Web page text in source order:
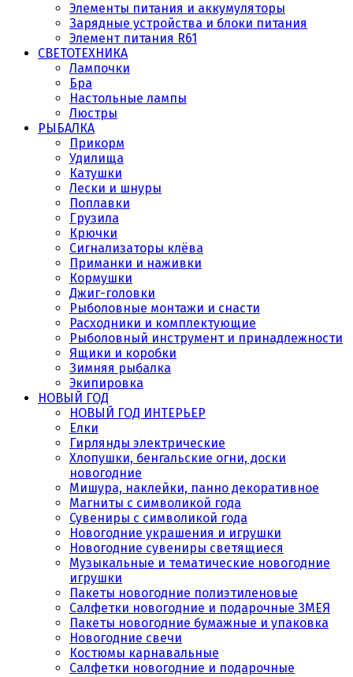
Элементы питания и аккумуляторы
Зарядные устройства и блоки питания
Элемент питания R61
СВЕТОТЕХНИКА
Лампочки
Бра
Настольные лампы
Люстры
РЫБАЛКА
Прикорм
Удилища
Катушки
Лески и шнуры
Поплавки
Грузила
Крючки
Сигнализаторы клёва
Приманки и наживки
Кормушки
Джиг-головки
Рыболовные монтажи и снасти
Расходники и комплектующие
Рыболовный инструмент и принадлежности
Ящики и коробки
Зимняя рыбалка
Экипировка
НОВЫЙ ГОД
НОВЫЙ ГОД ИНТЕРЬЕР
Елки
Гирлянды электрические
Хлопушки, бенгальские огни, доски
новогодние
Мишура, наклейки, панно декоративное
Магниты с символикой года
Сувениры с символикой года
Новогодние украшения и игрушки
Новогодние сувениры светящиеся
Музыкальные и тематические новогодние
игрушки
Пакеты новогодние полиэтиленовые
Салфетки новогодние и подарочные ЗМЕЯ
Пакеты новогодние бумажные и упаковка
Новогодние свечи
Костюмы карнавальные
Салфетки новогодние и подарочные